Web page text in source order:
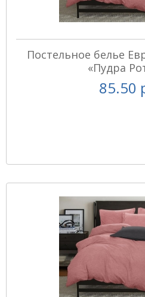
Постельное белье
«Пудра
85.50